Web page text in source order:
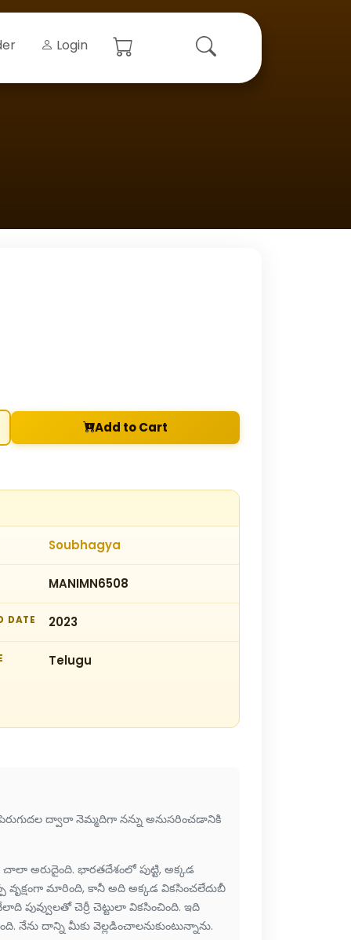
Login
Add to Cart
Soubhagya
MANIMN6508
DATE 2023
Telugu
ద్వారా నెమ్మదిగా నన్ను అనుసరించడానికి
అరుదైంది. భారతదేశంలో పుట్టి, అక్కడ
వృక్షంగా మారింది, కానీ అది అక్కడ వికసించలేదుబీ
చెర్రీ చెట్టులా వికసించింది. ఇది
నేను దాన్ని మీకు వెల్లడించాలనుకుంటున్నాను.